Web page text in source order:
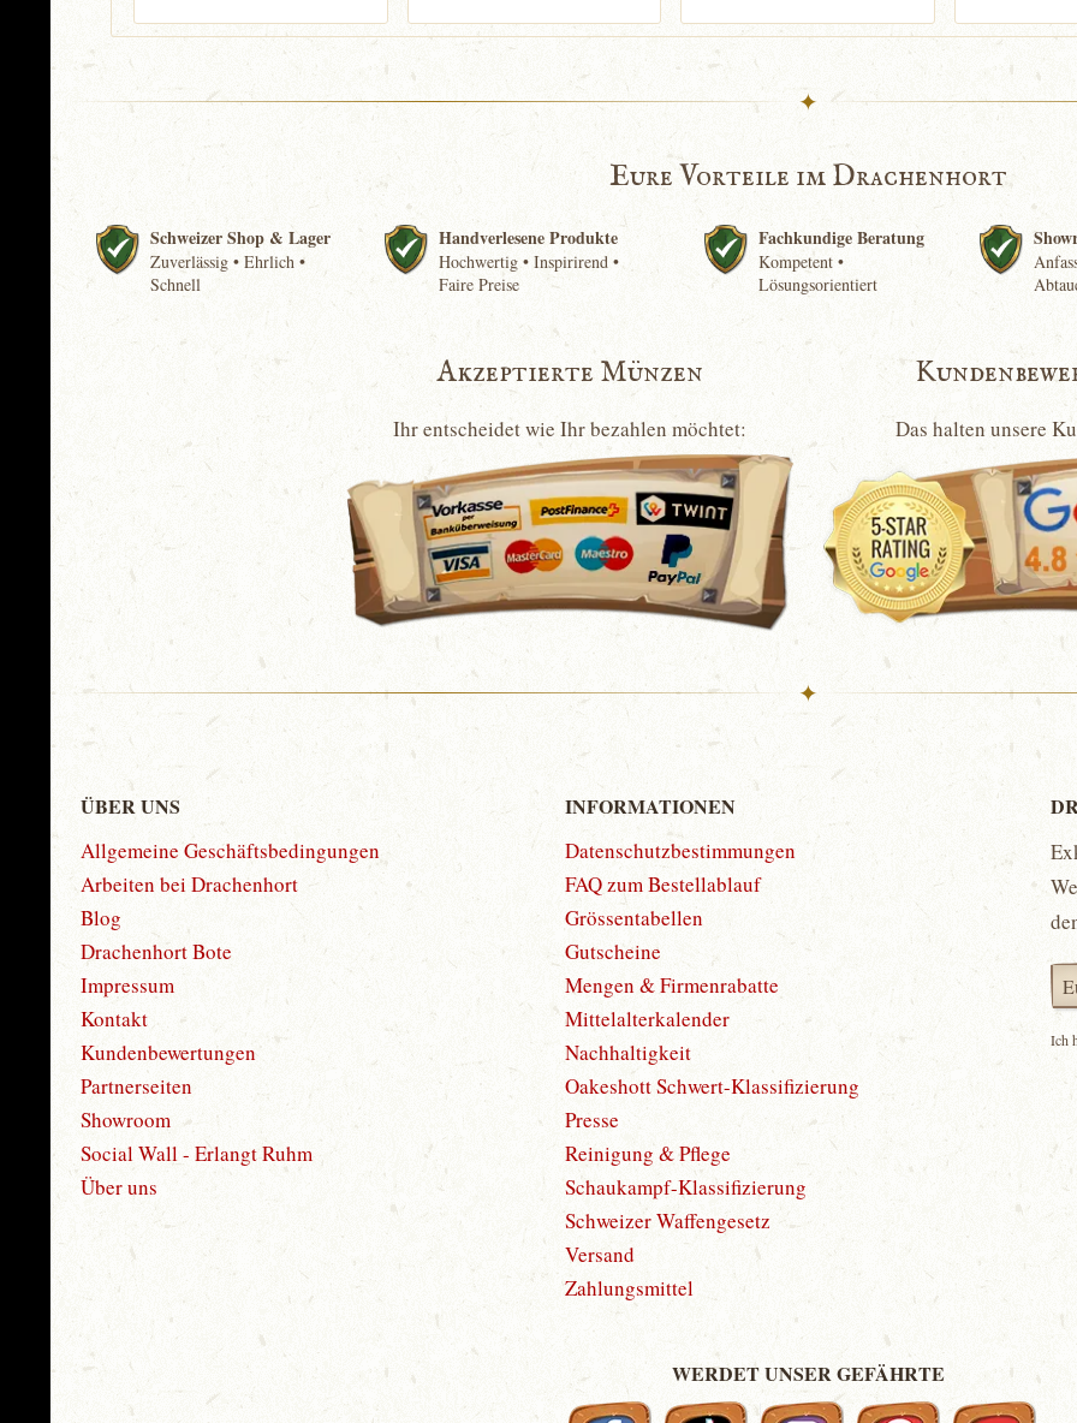
✦
Eure Vorteile im Drachenhort
Schweizer Shop & Lager
Zuverlässig • Ehrlich •
Schnell
Handverlesene Produkte
Hochwertig • Inspirirend •
Faire Preise
Fachkundige Beratung
Kompetent •
Lösungsorientiert
Akzeptierte Münzen
Ihr entscheidet wie Ihr bezahlen möchtet: Das halten unsere
✦
ÜBER UNS
Allgemeine Geschäftsbedingungen
Arbeiten bei Drachenhort
Blog
Drachenhort Bote
Impressum
Kontakt
Kundenbewertungen
Partnerseiten
Showroom
Social Wall - Erlangt Ruhm
Über uns
INFORMATIONEN
Datenschutzbestimmungen
FAQ zum Bestellablauf
Grössentabellen
Gutscheine
Mengen & Firmenrabatte
Mittelalterkalender
Nachhaltigkeit
Oakeshott Schwert-Klassifizierung
Presse
Reinigung & Pflege
Schaukampf-Klassifizierung
Schweizer Waffengesetz
Versand
Zahlungsmittel
Ich
WERDET UNSER GEFÄHRTE